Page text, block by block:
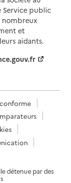
Service public
nombreux
et
aidants.
détenue par des